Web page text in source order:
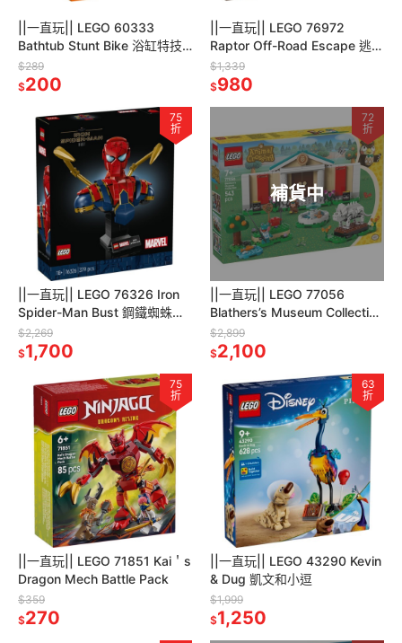
||一直玩|| LEGO 60333
Bathtub Stunt Bike 浴缸特技
摩托車
$289
$200
||一直玩|| LEGO 76972
Raptor Off-Road Escape 逃離
迅猛龍越野大冒險
$1,339
$980
75
折
||一直玩|| LEGO 76326 Iron
Spider-Man Bust 鋼鐵蜘蛛人
半身像
$2,269
$1,700
補貨中
72
折
||一直玩|| LEGO 77056
Blathers’s Museum Collection
傅達與森林博物館
$2,899
$2,100
75
折
||一直玩|| LEGO 71851 Kai＇s
Dragon Mech Battle Pack
$359
$270
63
折
||一直玩|| LEGO 43290 Kevin
& Dug 凱文和小逗
$1,999
$1,250